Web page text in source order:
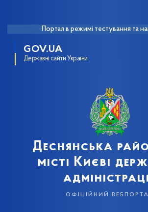
Портал в режимі тестування та
GOV.UA
Державні сайти України
Деснянська
місті Києві
офіційний